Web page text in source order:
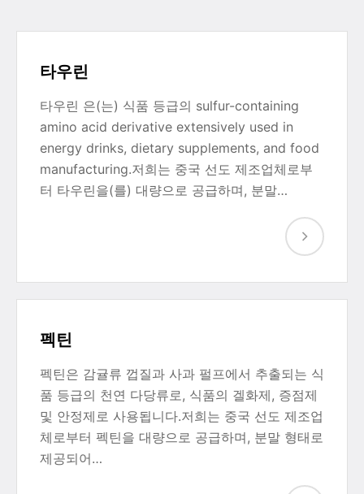
타우린
타우린 은(는) 식품 등급의 sulfur-containing
amino acid derivative extensively used in
energy drinks, dietary supplements, and food
manufacturing.저희는 중국 선도 제조업체로부
터 타우린을(를) 대량으로 공급하며, 분말…
펙틴
펙틴은 감귤류 껍질과 사과 펄프에서 추출되는 식
품 등급의 천연 다당류로, 식품의 겔화제, 증점제
및 안정제로 사용됩니다.저희는 중국 선도 제조업
체로부터 펙틴을 대량으로 공급하며, 분말 형태로
제공되어…